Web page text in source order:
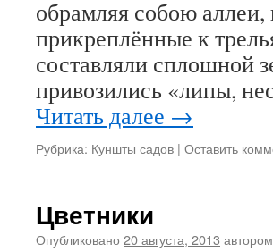
обрамляя собою аллеи,
прикреплённые к
составляли сплошной
привозились «липы,
Читать далее →
Рубрика: Куншты садов | Оставить
Цветники
Опубликовано 20 августа, 2013 автором